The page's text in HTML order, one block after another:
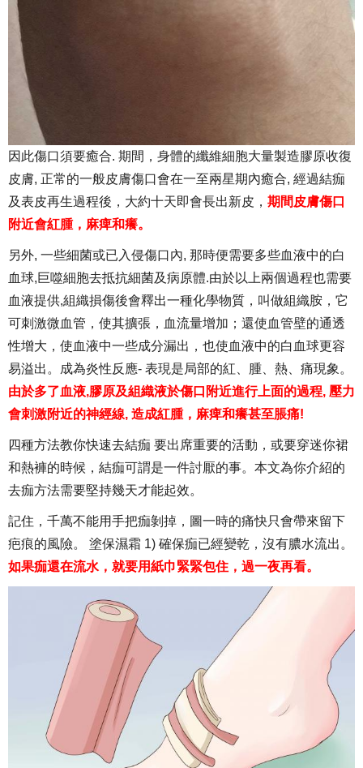
因此傷口須要癒合. 期間，身體的纖維細胞大量製造膠原收復
皮膚, 正常的一般皮膚傷口會在一至兩星期內癒合, 經過結痂
及表皮再生過程後，大約十天即會長出新皮， 期間皮膚傷口
附近會紅腫，麻痺和癢。
另外, 一些細菌或已入侵傷口內, 那時便需要多些血液中的白
血球,巨噬細胞去抵抗細菌及病原體.由於以上兩個過程也需要
血液提供,組織損傷後會釋出一種化學物質，叫做組織胺，它
可刺激微血管，使其擴張，血流量增加；還使血管壁的通透
性增大，使血液中一些成分漏出，也使血液中的白血球更容
易溢出。成為炎性反應- 表現是局部的紅、腫、熱、痛現象。
由於多了血液,膠原及組織液於傷口附近進行上面的過程, 壓力
會刺激附近的神經線, 造成紅腫，麻痺和癢甚至脹痛!
四種方法教你快速去結痂 要出席重要的活動，或要穿迷你裙
和熱褲的時候，結痂可謂是一件討厭的事。本文為你介紹的
去痂方法需要堅持幾天才能起效。
記住，千萬不能用手把痂剝掉，圖一時的痛快只會帶來留下
疤痕的風險。 塗保濕霜 1) 確保痂已經變乾，沒有膿水流出。
如果痂還在流水，就要用紙巾緊緊包住，過一夜再看。